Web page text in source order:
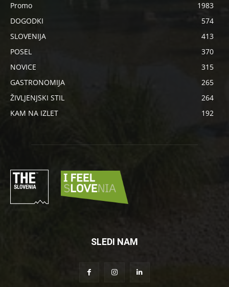
Promo
1983
DOGODKI
574
SLOVENIJA
413
POSEL
370
NOVICE
315
GASTRONOMIJA
265
ŽIVLJENJSKI STIL
264
KAM NA IZLET
192
SLEDI NAM